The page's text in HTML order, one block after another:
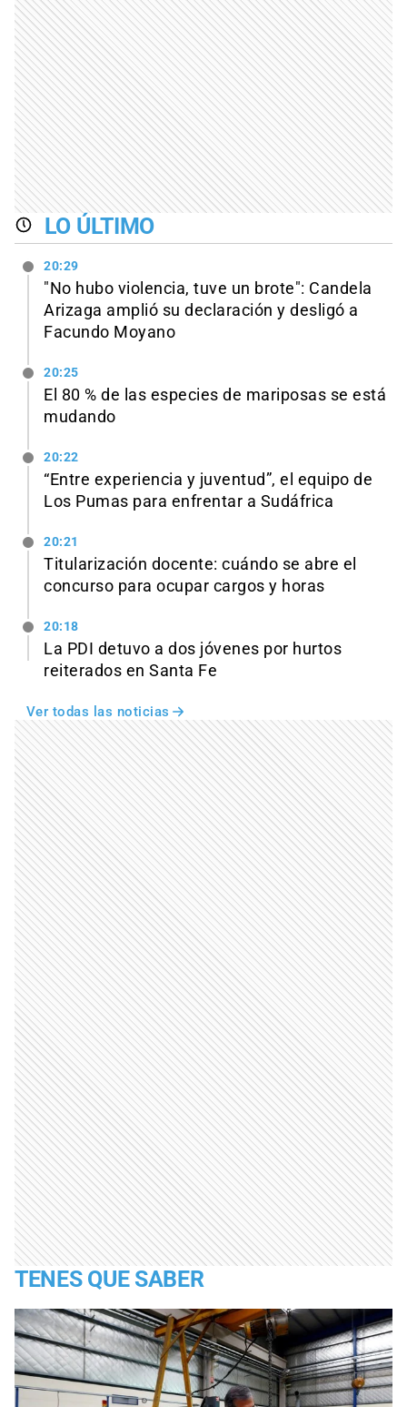
LO ÚLTIMO
20:29
"No hubo violencia, tuve un brote": Candela
Arizaga amplió su declaración y desligó a
Facundo Moyano
20:25
El 80 % de las especies de mariposas se está
mudando
20:22
“Entre experiencia y juventud”, el equipo de
Los Pumas para enfrentar a Sudáfrica
20:21
Titularización docente: cuándo se abre el
concurso para ocupar cargos y horas
20:18
La PDI detuvo a dos jóvenes por hurtos
reiterados en Santa Fe
Ver todas las noticias
TENES QUE SABER